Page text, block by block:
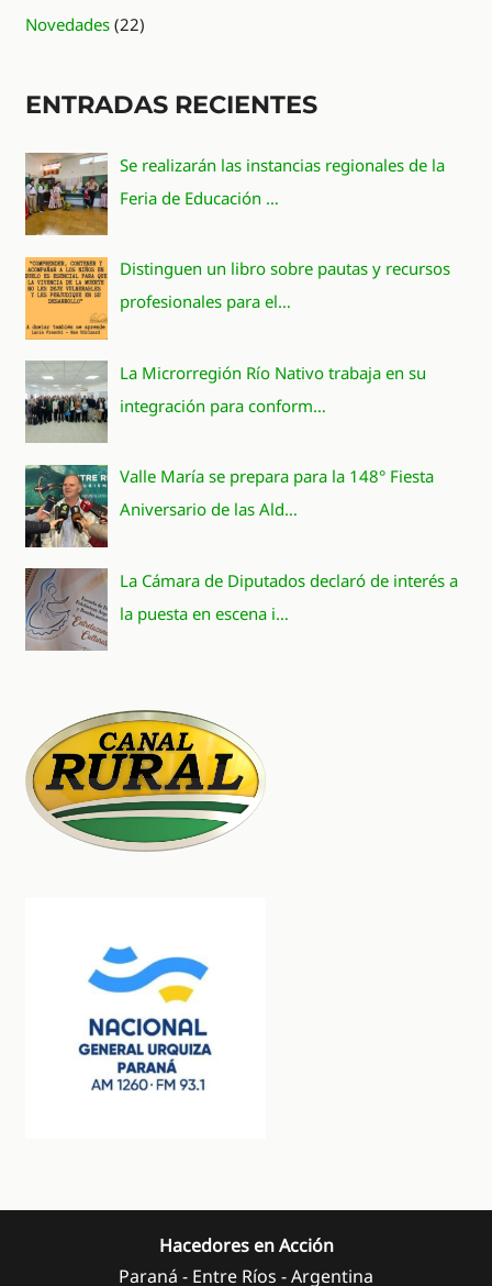
Novedades (22)
ENTRADAS RECIENTES
Se realizarán las instancias regionales de la
Feria de Educación …
Distinguen un libro sobre pautas y recursos
profesionales para el…
La Microrregión Río Nativo trabaja en su
integración para conform…
Valle María se prepara para la 148° Fiesta
Aniversario de las Ald…
La Cámara de Diputados declaró de interés a
la puesta en escena i…
Hacedores en Acción
Paraná - Entre Ríos - Argentina